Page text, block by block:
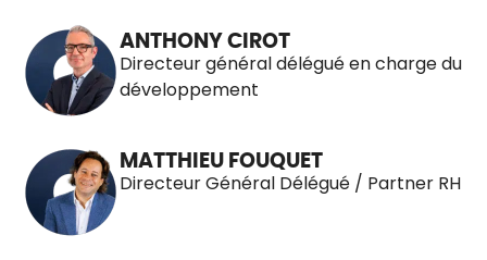
ANTHONY CIROT
Directeur général délégué en charge du
développement
MATTHIEU FOUQUET
Directeur Général Délégué / Partner RH